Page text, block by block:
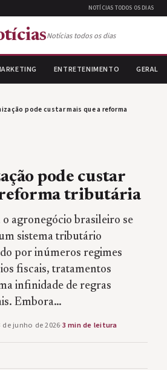
NOTÍCIAS TODOS OS DIAS
Notícias todos os dias
ENTRETENIMENTO GERAL
pode custar mais que a reforma
pode custar
reforma tributária
agronegócio brasileiro se
sistema tributário
por inúmeros regimes
fiscais, tratamentos
infinidade de regras
Embora…
de junho de 2026·3 min de leitura